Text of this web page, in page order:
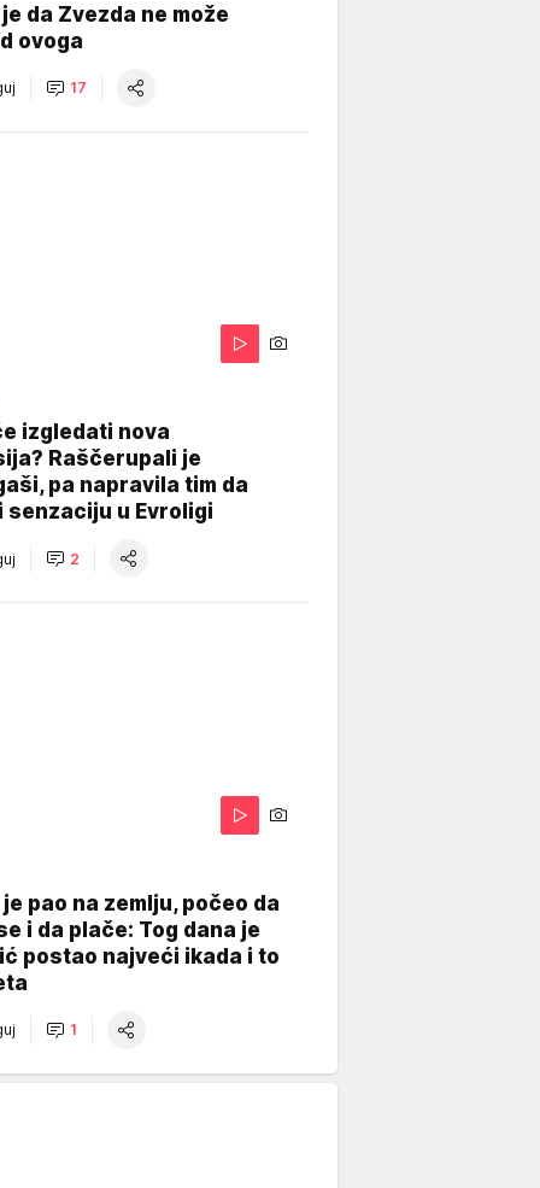
da Zvezda ne može
ovoga
17
izgledati nova
Raščerupali je
pa napravila tim da
senzaciju u Evroligi
2
pao na zemlju, počeo da
i da plače: Tog dana je
postao najveći ikada i to
1